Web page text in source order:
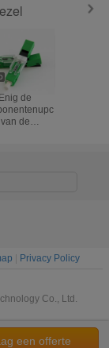
Enig de
van de
een offerte
Privacy Policy
Co., Ltd.